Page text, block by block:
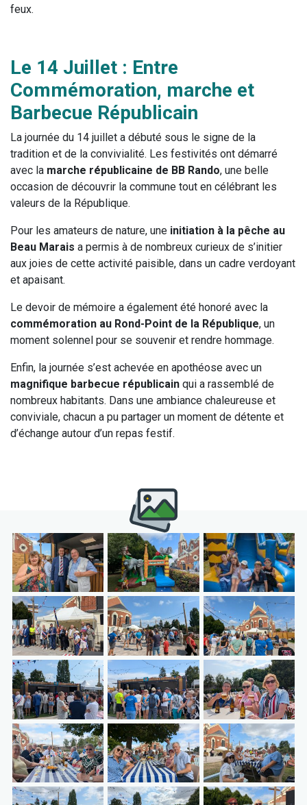
feux.
Le 14 Juillet : Entre
Commémoration, marche et
Barbecue Républicain
La journée du 14 juillet a débuté sous le signe de la
tradition et de la convivialité. Les festivités ont démarré
avec la marche républicaine de BB Rando, une belle
occasion de découvrir la commune tout en célébrant les
valeurs de la République.
Pour les amateurs de nature, une initiation à la pêche au
Beau Marais a permis à de nombreux curieux de s’initier
aux joies de cette activité paisible, dans un cadre verdoyant
et apaisant.
Le devoir de mémoire a également été honoré avec la
commémoration au Rond-Point de la République, un
moment solennel pour se souvenir et rendre hommage.
Enfin, la journée s’est achevée en apothéose avec un
magnifique barbecue républicain qui a rassemblé de
nombreux habitants. Dans une ambiance chaleureuse et
conviviale, chacun a pu partager un moment de détente et
d’échange autour d’un repas festif.